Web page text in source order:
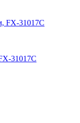
31017C